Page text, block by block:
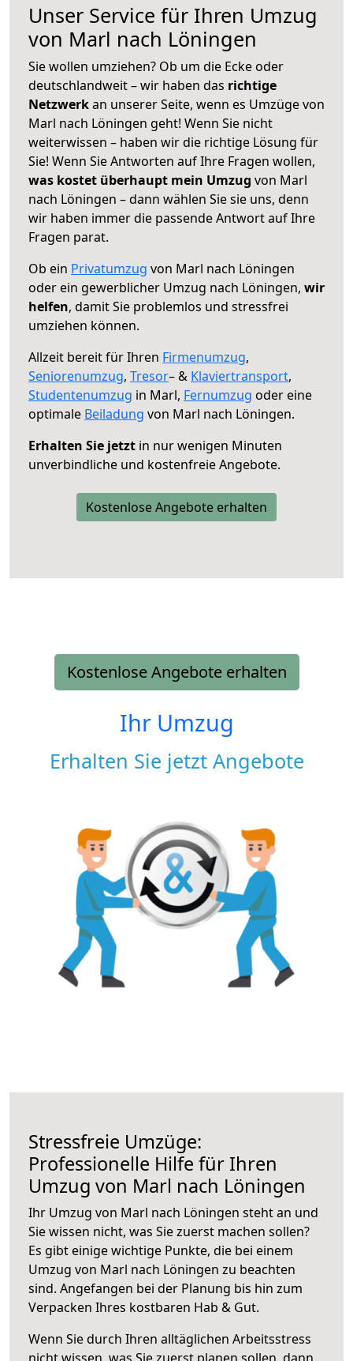
Unser Service für Ihren Umzug
von Marl nach Löningen
Sie wollen umziehen? Ob um die Ecke oder
deutschlandweit – wir haben das richtige
Netzwerkan unserer Seite, wenn es Umzüge von
Marl nach Löningen geht! Wenn Sie nicht
weiterwissen – haben wir die richtige Lösung für
Sie! Wenn Sie Antworten auf Ihre Fragen wollen,
was kostet überhaupt mein Umzug von Marl
nach Löningen – dann wählen Sie sie uns, denn
wir haben immer die passende Antwort auf Ihre
Fragen parat.
Ob ein Privatumzug von Marl nach Löningen
oder ein gewerblicher Umzug nach Löningen, wir
helfen, damit Sie problemlos und stressfrei
umziehen können.
Allzeit bereit für Ihren Firmenumzug,
Seniorenumzug, Tresor– & Klaviertransport,
Studentenumzug in Marl, Fernumzug oder eine
optimale Beiladung von Marl nach Löningen.
Erhalten Sie jetzt in nur wenigen Minuten
unverbindliche und kostenfreie Angebote.
Kostenlose Angebote erhalten
Kostenlose Angebote erhalten
Ihr Umzug
Erhalten Sie jetzt Angebote
Stressfreie Umzüge:
Professionelle Hilfe für Ihren
Umzug von Marl nach Löningen
Ihr Umzug von Marl nach Löningen steht an und
Sie wissen nicht, was Sie zuerst machen sollen?
Es gibt einige wichtige Punkte, die bei einem
Umzug von Marl nach Löningen zu beachten
sind. Angefangen bei der Planung bis hin zum
Verpacken Ihres kostbaren Hab & Gut.
Wenn Sie durch Ihren alltäglichen Arbeitsstress